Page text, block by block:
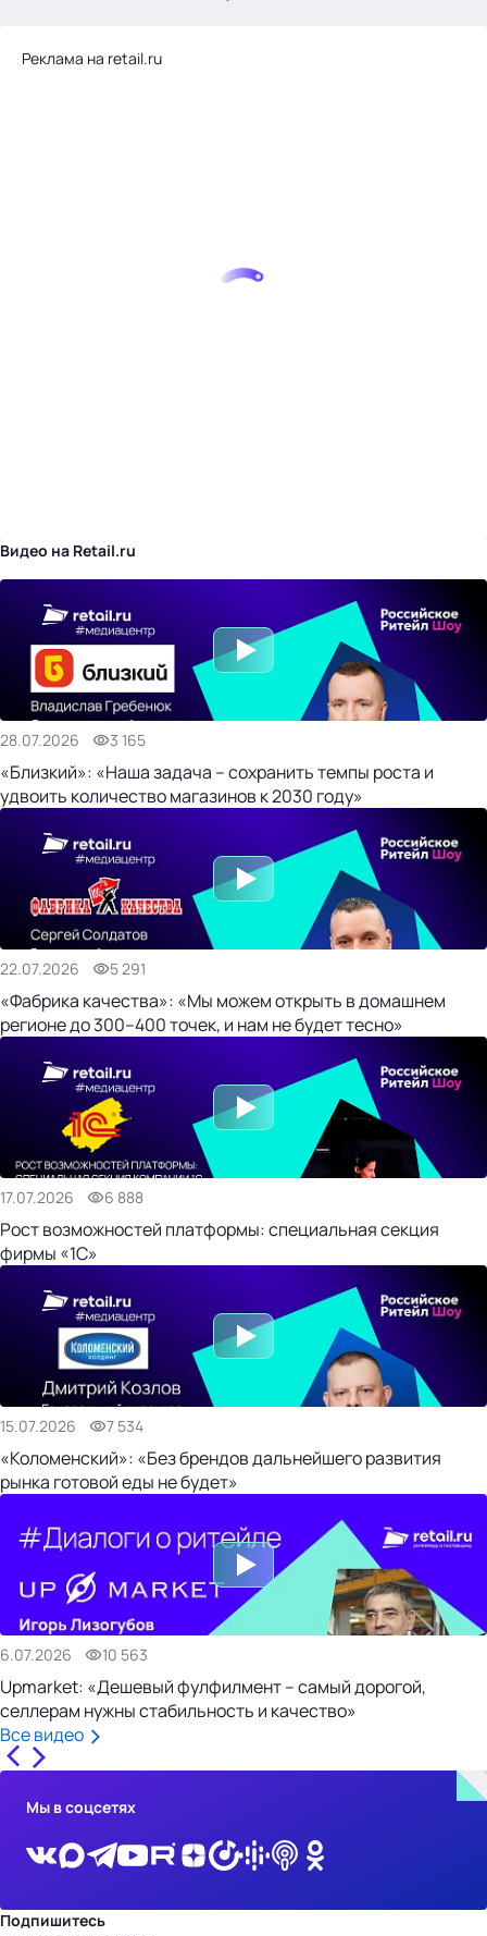
Тема месяца: Автоматизация на 1С
Реклама на retail.ru
Видео на Retail.ru
28.07.2026 3 165
«Близкий»: «Наша задача – сохранить темпы роста и
удвоить количество магазинов к 2030 году»
22.07.2026 5 291
«Фабрика качества»: «Мы можем открыть в домашнем
регионе до 300–400 точек, и нам не будет тесно»
17.07.2026 6 888
Рост возможностей платформы: специальная секция
фирмы «1С»
15.07.2026 7 534
«Коломенский»: «Без брендов дальнейшего развития
рынка готовой еды не будет»
6.07.2026 10 563
Upmarket: «Дешевый фулфилмент – самый дорогой,
селлерам нужны стабильность и качество»
Все видео
Мы в соцсетях
Подпишитесь